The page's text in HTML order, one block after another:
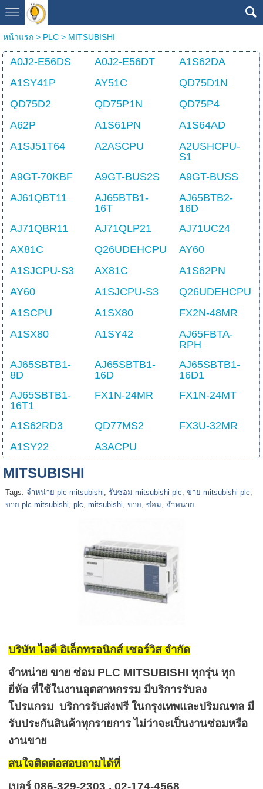
หน้าแรก> PLC> MITSUBISHI
A0J2-E56DS A0J2-E56DT
A1S62DA
A1SY41P
AY51C
QD75D1N
QD75D2
QD75P1N
QD75P4
A62P
A1S61PN
A1S64AD
A1SJ51T64
A2ASCPU
A2USHCPU-
S1
A9GT-70KBF
A9GT-BUS2S
A9GT-BUSS
AJ61QBT11
AJ65BTB1-
16T
AJ65BTB2-
16D
AJ71QBR11
AJ71QLP21
AJ71UC24
AX81C
Q26UDEHCPU
AY60
A1SJCPU-S3
AX81C
A1S62PN
AY60
A1SJCPU-S3
Q26UDEHCPU
A1SCPU
A1SX80
FX2N-48MR
A1SX80
A1SY42
AJ65FBTA-
RPH
AJ65SBTB1-
8D
AJ65SBTB1-
16D
AJ65SBTB1-
16D1
AJ65SBTB1-
16T1
FX1N-24MR FX1N-24MT
A1S62RD3 QD77MS2
FX3U-32MR
A1SY22
A3ACPU
MITSUBISHI
Tags: จำหน่าย plc mitsubishi รับซ่อม mitsubishi plc ขาย mitsubishi plc
ขาย plc mitsubishi plc mitsubishi ขาย ซ่อม จำหน่าย
บริษัท ไอดี อิเล็กทรอนิกส์ เซอร์วิส จำกัด
จำหน่าย ขาย ซ่อม PLC MITSUBISHI ทุกรุ่น ทุก
ยี่ห้อ ที่ใช้ในงานอุตสาหกรรม มีบริการรับลง
โปรแกรม บริการรับส่งฟรี ในกรุงเทพและปริมณฑล มี
รับประกันสินค้าทุกรายการ ไม่ว่าจะเป็นงานซ่อมหรือ
งานขาย
สนใจติดต่อสอบถามได้ที่
เบอร์ 086-329-2303 , 02-174-4568